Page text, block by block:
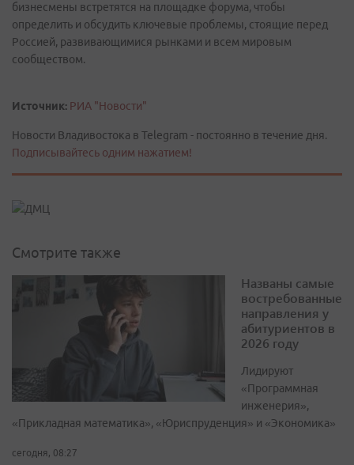
бизнесмены встретятся на площадке форума, чтобы
определить и обсудить ключевые проблемы, стоящие перед
Россией, развивающимися рынками и всем мировым
сообществом.
Источник: РИА "Новости"
Новости Владивостока в Telegram - постоянно в течение дня.
Подписывайтесь одним нажатием!
Смотрите также
Названы самые
востребованные
направления у
абитуриентов в
2026 году
Лидируют
«Программная
инженерия»,
«Прикладная математика», «Юриспруденция» и «Экономика»
сегодня, 08:27